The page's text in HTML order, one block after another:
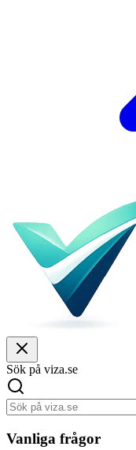
Sök på viza.se
Vanliga frågor